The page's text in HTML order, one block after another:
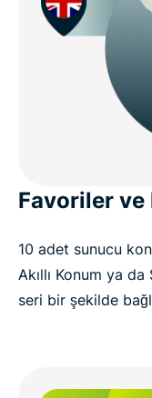
Favoriler ve
10 adet sunucu
Akıllı Konum ya
seri bir şekilde